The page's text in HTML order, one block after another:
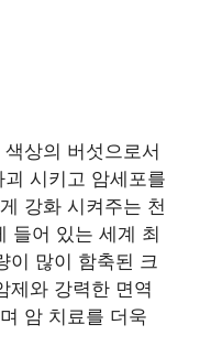
상의 버섯으로서
시키고 암세포를
강화 시켜주는 천
들어 있는 세계 최
이 많이 함축된 크
제와 강력한 면역
암 치료를 더욱